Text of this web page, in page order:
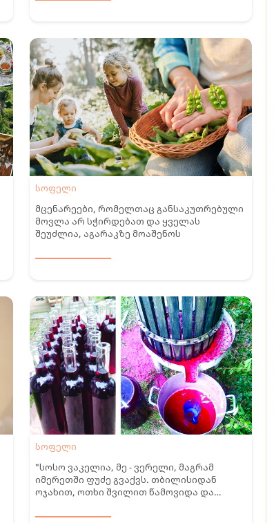
სოფელი
მცენარეები, რომელთაც განსაკუთრებული
მოვლა არ სჭირდებათ და ყველას
შეუძლია, აგარაკზე მოაშენოს
სოფელი
"სოსო ვაკელია, მე - ვერელი, მაგრამ
იმერეთში ფუძე გვაქვს. თბილისიდან
ოჯახით, ოთხი შვილით წამოვიდა და
ჟოლოს pპლანტაციები ღვანკითში